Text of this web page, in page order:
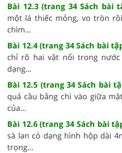
Bài 12.3 (trang 34 Sách bài
một lá thiếc mỏng, vo tròn
chìm...
Bài 12.4 (trang 34 Sách bài
chỉ rõ hai vật nổi trong
dạng...
Bài 12.5 (trang 34 Sách bài
quả cầu bằng chì vào giữa
của...
Bài 12.6 (trang 34 Sách bài
sà lan có dạng hình hộp dài
trọng...